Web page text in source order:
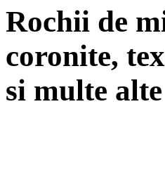
Rochii de
coronite,
si multe